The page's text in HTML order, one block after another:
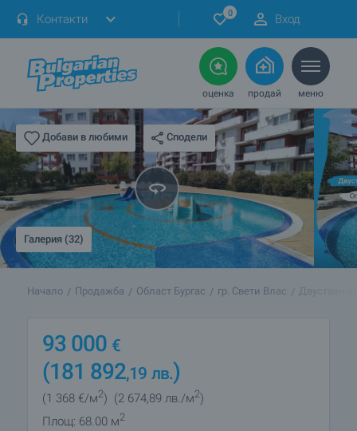
Контакти 0 Вход
оценка продай меню
Добави в любими Сподели
Галерия (32)
Начало Продажба Област Бургас гр. Свети Влас Двустаен
93 000 €
(181 892,19 лв.)
(1 368 €/м2) (2 674,89 лв./м2)
Площ: 68.00 м2